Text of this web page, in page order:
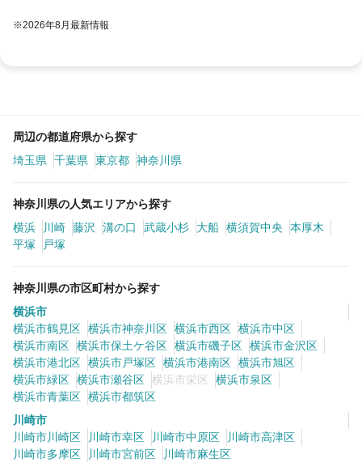
※2026年8月最新情報
周辺の都道府県から探す
埼玉県 千葉県 東京都 神奈川県
神奈川県の人気エリアから探す
横浜
川崎 藤沢 溝の口 武蔵小杉 大船 横須賀中央
本厚木
平塚
戸塚
神奈川県の市区町村から探す
横浜市
横浜市鶴見区 横浜市神奈川区 横浜市西区 横浜市中区
横浜市南区 横浜市保土ケ谷区 横浜市磯子区 横浜市金沢区
横浜市港北区 横浜市戸塚区 横浜市港南区 横浜市旭区
横浜市緑区 横浜市瀬谷区 横浜市栄区
横浜市泉区
横浜市青葉区 横浜市都筑区
川崎市
川崎市川崎区
川崎市幸区 川崎市中原区
川崎市高津区
川崎市多摩区
川崎市宮前区
川崎市麻生区